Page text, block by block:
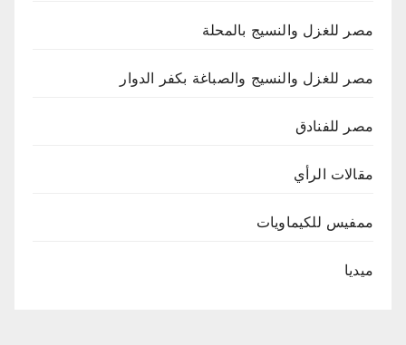
مصر للغزل والنسيج بالمحلة
مصر للغزل والنسيج والصباغة بكفر الدوار
مصر للفنادق
مقالات الرأي
ممفيس للكيماويات
ميديا